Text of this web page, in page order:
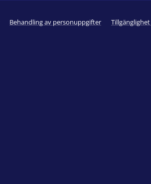
Behandling av personuppgifter